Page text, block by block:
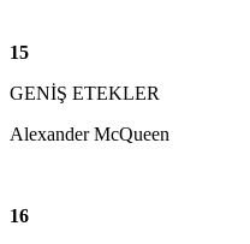
15
GENİŞ ETEKLER
Alexander McQueen
16